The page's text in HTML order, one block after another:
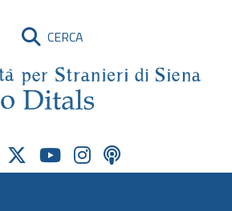
CERCA